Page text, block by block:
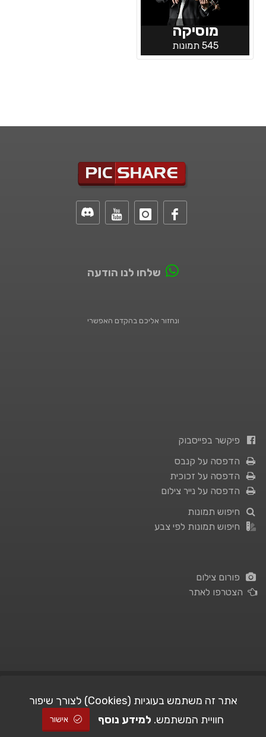
מוסיקה
545 תמונות
שלחו לנו הודעה
ונחזור אליכם בהקדם האפשרי
פיקשר בפייסבוק
הדפסה על קנבס
הדפסה על זכוכית
הדפסה על נייר צילום
חיפוש תמונות
חיפוש תמונות לפי צבע
פורום צילום
הצטרפו לאתר
© All Rights Reserved | STUDIO101| Picshare.co.il - כל הזכויות שמורות
אתר זה משתמש בעוגיות (Cookies) לצורך שיפור
חוויית המשתמש. למידע נוסף